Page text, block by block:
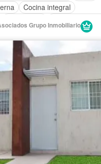
Cocina integral
Estacionamiento
con closet Televisión por
amueblar
Grupo Inmobiliario